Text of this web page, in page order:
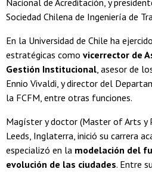
Nacional de Acreditación, y
Sociedad Chilena de Ingeniería de
En la Universidad de Chile ha
estratégicas como vicerrector de
Gestión Institucional, asesor de
Ennio Vivaldi, y director del
la FCFM, entre otras funciones.
Magíster y doctor (Master of Arts y
Leeds, Inglaterra, inició su carrera
especializó en la modelación del
evolución de las ciudades. Entre